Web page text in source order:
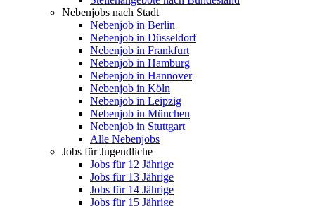
Nebenjobs nach Stadt
Nebenjob in Berlin
Nebenjob in Düsseldorf
Nebenjob in Frankfurt
Nebenjob in Hamburg
Nebenjob in Hannover
Nebenjob in Köln
Nebenjob in Leipzig
Nebenjob in München
Nebenjob in Stuttgart
Alle Nebenjobs
Jobs für Jugendliche
Jobs für 12 Jährige
Jobs für 13 Jährige
Jobs für 14 Jährige
Jobs für 15 Jährige